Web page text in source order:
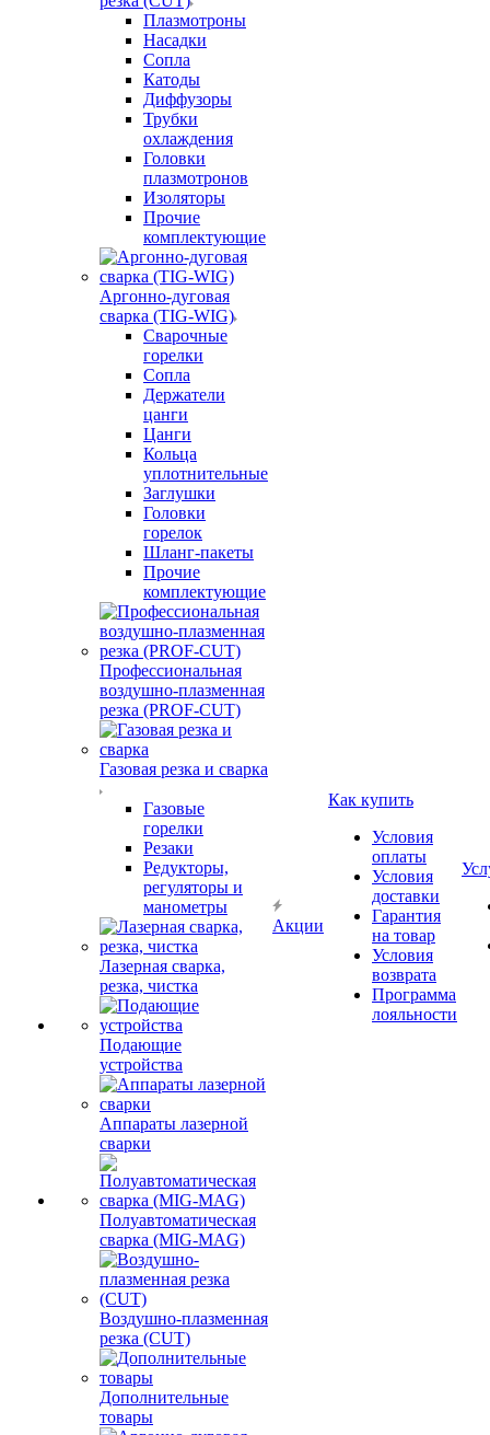
Плазмотроны
Насадки
Сопла
Катоды
Диффузоры
Трубки
охлаждения
Головки
плазмотронов
Изоляторы
Прочие
комплектующие
Аргонно-дуговая
сварка (TIG-WIG)
Сварочные
горелки
Сопла
Держатели
цанги
Цанги
Кольца
уплотнительные
Заглушки
Головки
горелок
Шланг-пакеты
Прочие
комплектующие
Профессиональная
воздушно-плазменная
резка (PROF-CUT)
Газовая резка и сварка
Газовые
горелки
Резаки
Редукторы,
регуляторы и
манометры
Лазерная сварка,
резка, чистка
Подающие
устройства
Аппараты лазерной
сварки
Полуавтоматическая
сварка (MIG-MAG)
Воздушно-плазменная
резка (CUT)
Дополнительные
товары
Акции
Как купить
Условия
оплаты
Условия
доставки
Гарантия
на товар
Условия
возврата
Программа
лояльности